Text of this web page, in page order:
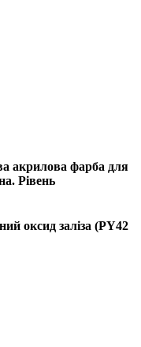
акрилова фарба для
Рівень
оксид заліза (PY42